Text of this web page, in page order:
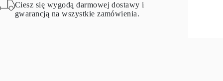
Ciesz się wygodą darmowej dostawy i
gwarancją na wszystkie zamówienia.